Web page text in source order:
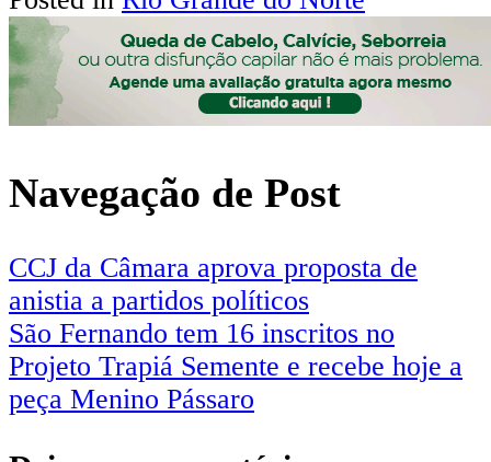
Navegação de Post
CCJ da Câmara aprova proposta de
anistia a partidos políticos
São Fernando tem 16 inscritos no
Projeto Trapiá Semente e recebe hoje a
peça Menino Pássaro